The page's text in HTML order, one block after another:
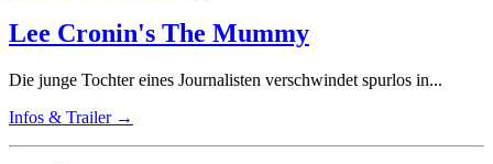
Lee Cronin's The Mummy
Die junge Tochter eines Journalisten verschwindet spurlos in...
Infos & Trailer →